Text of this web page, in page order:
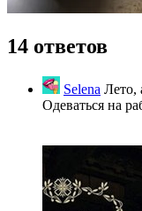
14 ответов
Selena Лето,
Одеваться на